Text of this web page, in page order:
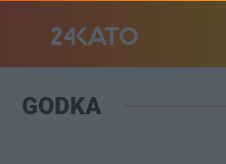
GODKA